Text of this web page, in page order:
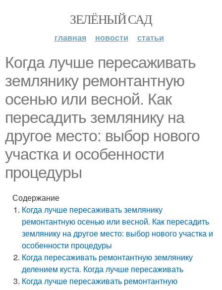
ЗЕЛЁНЫЙ САД
главная новости статьи
Когда лучше пересаживать
землянику ремонтантную
осенью или весной. Как
пересадить землянику на
другое место: выбор нового
участка и особенности
процедуры
Содержание
Когда лучше пересаживать землянику
ремонтантную осенью или весной. Как пересадить
землянику на другое место: выбор нового участка и
особенности процедуры
Когда пересаживать ремонтантную землянику
делением куста. Когда лучше пересаживать
Когда лучше пересаживать ремонтантную